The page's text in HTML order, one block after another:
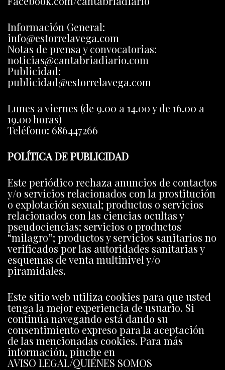
Información General:
info@estorrelavega.com
Notas de prensa y convocatorias:
noticias@cantabriadiario.com
Publicidad:
publicidad@estorrelavega.com
Lunes a viernes (de 9.00 a 14.00 y de 16.00 a
19.00 horas)
Teléfono: 686447266
POLÍTICA DE PUBLICIDAD
Este periódico rechaza anuncios de contactos
y/o servicios relacionados con la prostitución
o explotación sexual; productos o servicios
relacionados con las ciencias ocultas y
pseudociencias; servicios o productos
“milagro”; productos y servicios sanitarios no
verificados por las autoridades sanitarias y
esquemas de venta multinivel y/o
piramidales.
Este sitio web utiliza cookies para que usted
tenga la mejor experiencia de usuario. Si
continúa navegando está dando su
consentimiento expreso para la aceptación
de las mencionadas cookies. Para más
información, pinche en
AVISO LEGAL/QUIÉNES SOMOS